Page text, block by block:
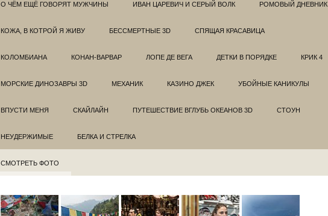
О ЧЁМ ЕЩЁ ГОВОРЯТ МУЖЧИНЫ ИВАН ЦАРЕВИЧ И СЕРЫЙ ВОЛК РОМОВЫЙ ДНЕВНИК
КОЖА, В КОТРОЙ Я ЖИВУ БЕССМЕРТНЫЕ 3D СПЯЩАЯ КРАСАВИЦА
КОЛОМБИАНА КОНАН-ВАРВАР ЛОПЕ ДЕ ВЕГА ДЕТКИ В ПОРЯДКЕ КРИК 4
МОРСКИЕ ДИНОЗАВРЫ 3D МЕХАНИК КАЗИНО ДЖЕК УБОЙНЫЕ КАНИКУЛЫ
ВПУСТИ МЕНЯ СКАЙЛАЙН ПУТЕШЕСТВИЕ ВГЛУБЬ ОКЕАНОВ 3D СТОУН
НЕУДЕРЖИМЫЕ БЕЛКА И СТРЕЛКА
СМОТРЕТЬ ФОТО